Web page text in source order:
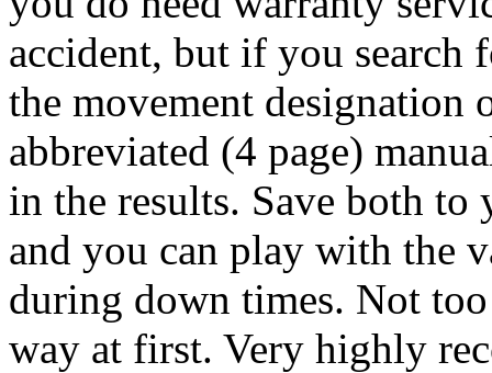
accident, but if you search
the movement designation
abbreviated (4 page)
in the results. Save both
and you can play with the
during down times. Not
way at first. Very highly